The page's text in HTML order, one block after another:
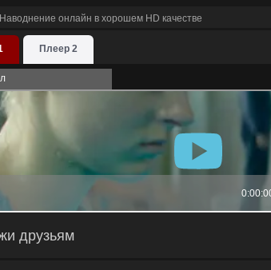
онлайн в хорошем HD качестве
Плеер 2
друзьям